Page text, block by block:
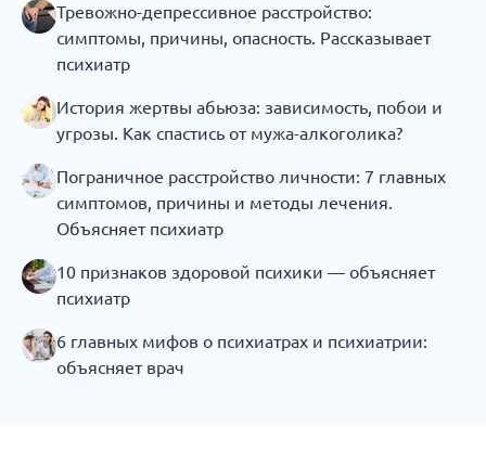
Тревожно-депрессивное расстройство:
симптомы, причины, опасность. Рассказывает
психиатр
История жертвы абьюза: зависимость, побои и
угрозы. Как спастись от мужа-алкоголика?
Пограничное расстройство личности: 7 главных
симптомов, причины и методы лечения.
Объясняет психиатр
10 признаков здоровой психики — объясняет
психиатр
6 главных мифов о психиатрах и психиатрии:
объясняет врач